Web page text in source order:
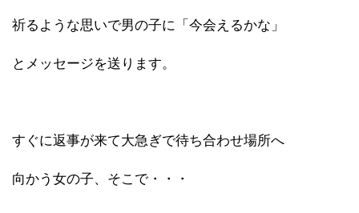
祈るような思いで男の子に「今会えるかな」
とメッセージを送ります。
すぐに返事が来て大急ぎで待ち合わせ場所へ
向かう女の子、そこで・・・